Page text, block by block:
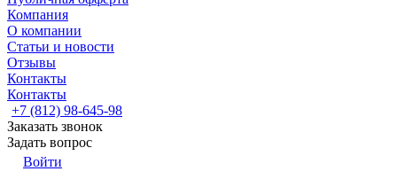
Компания
О компании
Статьи и новости
Отзывы
Контакты
Контакты
+7 (812) 98-645-98
Заказать звонок
Задать вопрос
Войти